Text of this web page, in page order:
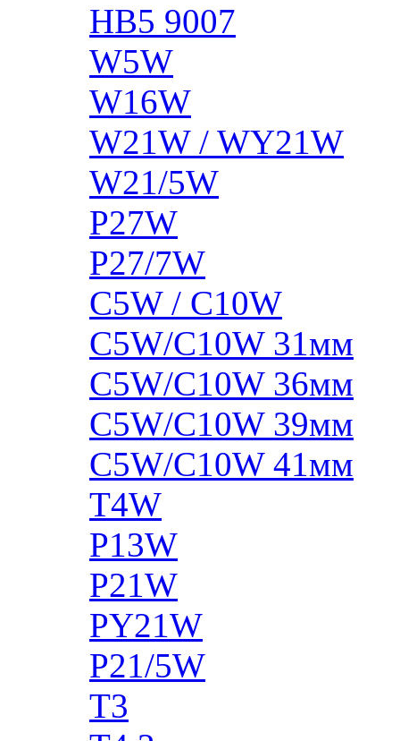
HB5 9007
W5W
W16W
W21W / WY21W
W21/5W
P27W
P27/7W
C5W / C10W
C5W/C10W 31мм
C5W/C10W 36мм
C5W/C10W 39мм
C5W/C10W 41мм
T4W
P13W
P21W
PY21W
P21/5W
T3